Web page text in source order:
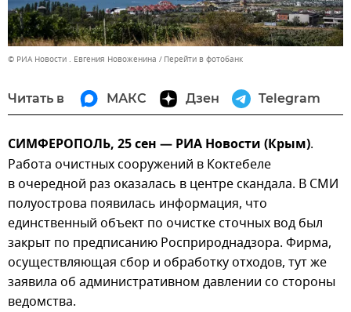
© РИА Новости . Евгения Новоженина Перейти в фотобанк
Читать в МАКС Дзен Telegram
СИМФЕРОПОЛЬ, 25 сен — РИА Новости (Крым).
Работа очистных сооружений в Коктебеле
в очередной раз оказалась в центре скандала. В СМИ
полуострова появилась информация, что
единственный объект по очистке сточных вод был
закрыт по предписанию Росприроднадзора. Фирма,
осуществляющая сбор и обработку отходов, тут же
заявила об административном давлении со стороны
ведомства.